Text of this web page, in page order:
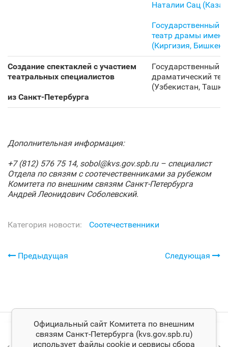
Наталии Сац
Государственный
театр драмы
(Киргизия, Бишкек)
Создание спектаклей с участием
театральных специалистов
из Санкт‑Петербурга
Государственный
драматический
(Узбекистан,
Дополнительная информация:
+7 (812) 576 75 14, sobol@kvs.gov.spb.ru – специалист
Отдела по связям с соотечественниками за рубежом
Комитета по внешним связям Санкт‑Петербурга
Андрей Леонидович Соболевский.
Категория новости: Соотечественники
Предыдущая Следующая
Официальный сайт Комитета по внешним
связям Санкт‑Петербурга (kvs.gov.spb.ru)
использует файлы cookie и сервисы сбора